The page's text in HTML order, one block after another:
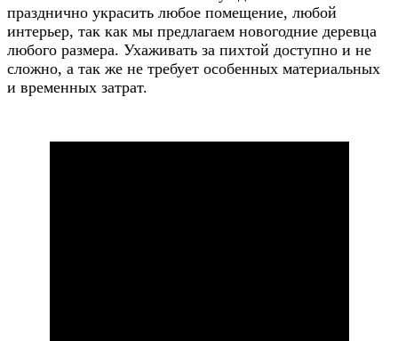
празднично украсить любое помещение, любой
интерьер, так как мы предлагаем новогодние деревца
любого размера. Ухаживать за пихтой доступно и не
сложно, а так же не требует особенных материальных
и временных затрат.